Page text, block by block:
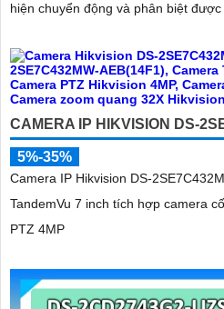
hiện chuyển động và phân biệt
CAMERA IP HIKVISION DS-
5%-35%
Camera IP Hikvision DS-
TandemVu 7 inch tích hợp camera
PTZ 4MP